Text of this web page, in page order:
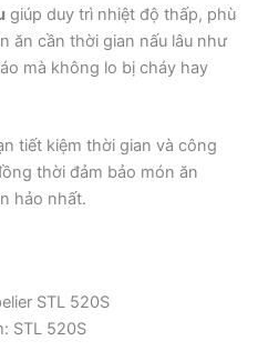
giúp duy trì nhiệt độ thấp, phù
ăn cần thời gian nấu lâu như
mà không lo bị cháy hay
tiết kiệm thời gian và công
thời đảm bảo món ăn
hảo nhất.
STL 520S
STL 520S